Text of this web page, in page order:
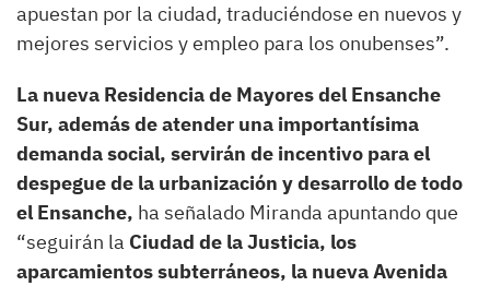
apuestan por la ciudad, traduciéndose en nuevos y
mejores servicios y empleo para los onubenses”.
La nueva Residencia de Mayores del Ensanche
Sur, además de atender una importantísima
demanda social, servirán de incentivo para el
despegue de la urbanización y desarrollo de todo
el Ensanche, ha señalado Miranda apuntando que
“seguirán la Ciudad de la Justicia, los
aparcamientos subterráneos, la nueva Avenida